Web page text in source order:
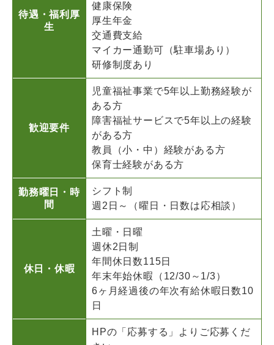
待遇・福利厚
生
健康保険
厚生年金
交通費支給
マイカー通勤可（駐車場あり）
研修制度あり
歓迎要件
児童福祉事業で5年以上勤務経験が
ある方
障害福祉サービスで5年以上の経験
がある方
教員（小・中）経験がある方
保育士経験がある方
勤務曜日・時
間
シフト制
週2日～（曜日・日数は応相談）
休日・休暇
土曜・日曜
週休2日制
年間休日数115日
年末年始休暇（12/30～1/3）
6ヶ月経過後の年次有給休暇日数10
日
HPの「応募する」よりご応募くだ